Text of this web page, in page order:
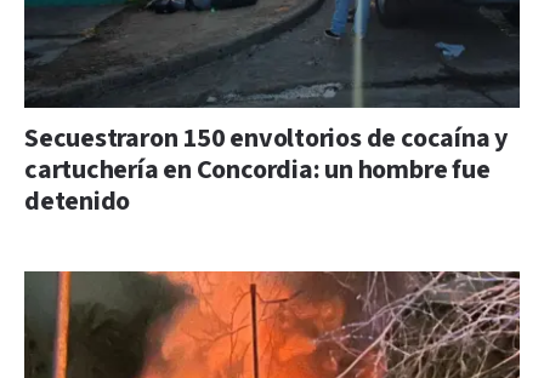
Secuestraron 150 envoltorios de cocaína y
cartuchería en Concordia: un hombre fue
detenido